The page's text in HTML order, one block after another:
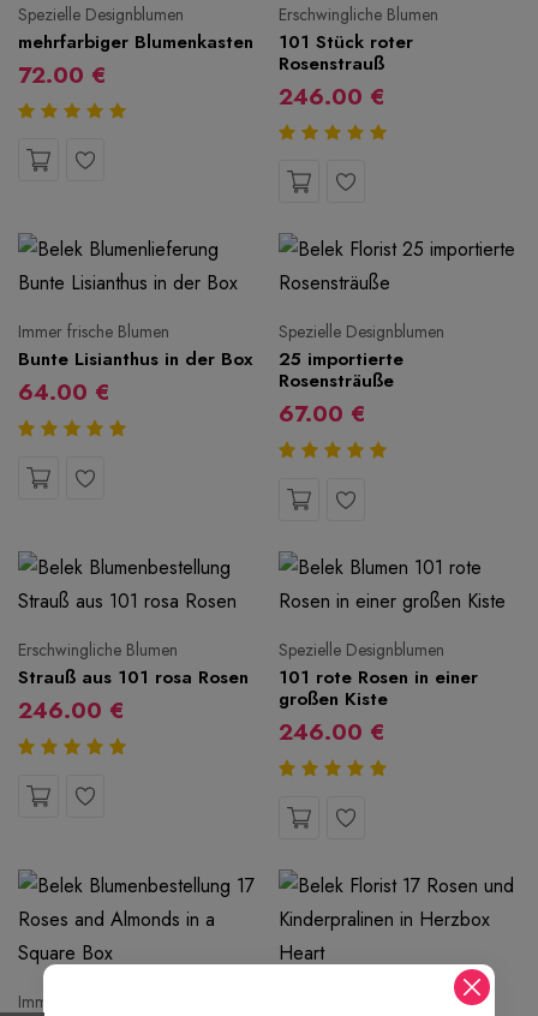
Spezielle Designblumen
mehrfarbiger Blumenkasten
72.00 €
Erschwingliche Blumen
101 Stück roter
Rosenstrauß
246.00 €
Immer frische Blumen
Bunte Lisianthus in der Box
64.00 €
Spezielle Designblumen
25 importierte
Rosensträuße
67.00 €
Erschwingliche Blumen
Strauß aus 101 rosa Rosen
246.00 €
Spezielle Designblumen
101 rote Rosen in einer
großen Kiste
246.00 €
Immer frische Blumen